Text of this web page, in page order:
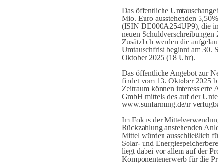
Das öffentliche
Mio. Euro ausstehenden
(ISIN DE000A254UP9), die
neuen Schuldverschreibungen
Zusätzlich werden die
Umtauschfrist beginnt am 30.
Oktober 2025 (18 Uhr).
Das öffentliche Angebot zur
findet vom 13. Oktober 2025
Zeitraum können interessierte
GmbH mittels des auf der
www.sunfarming.de/ir
Im Fokus der
Rückzahlung anstehenden
Mittel würden ausschließlich
Solar- und
liegt dabei vor allem auf der
Komponentenerwerb für die